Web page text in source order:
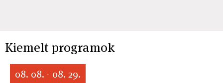
Kiemelt programok
08. 08. - 08. 29.